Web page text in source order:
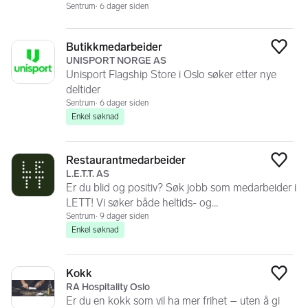
Sentrum 6 dager siden
Butikkmedarbeider
UNISPORT NORGE AS
Unisport Flagship Store i Oslo søker etter nye
deltider
Sentrum 6 dager siden
Enkel søknad
Restaurantmedarbeider
L.E.T.T. AS
Er du blid og positiv? Søk jobb som medarbeider i
LETT! Vi søker både heltids- og
deltidsmedarbeidere!
Sentrum 9 dager siden
Enkel søknad
Kokk
RA Hospitality Oslo
Er du en kokk som vil ha mer frihet – uten å gi